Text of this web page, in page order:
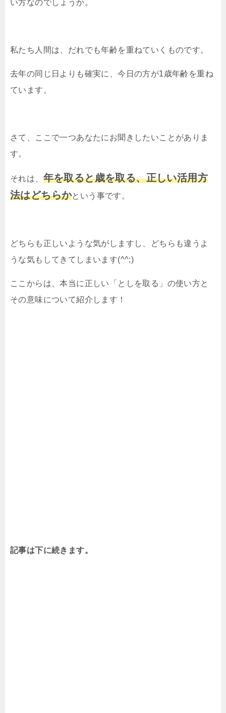
い方なのでしょうか。
私たち人間は、だれでも年齢を重ねていくものです。
去年の同じ日よりも確実に、今日の方が1歳年齢を重ね
ています。
さて、ここで一つあなたにお聞きしたいことがありま
す。
それは、 年を取ると歳を取る、正しい活用方
法はどちらかという事です。
どちらも正しいような気がしますし、どちらも違うよ
うな気もしてきてしまいます(^^;)
ここからは、本当に正しい「としを取る」の使い方と
その意味について紹介します！
記事は下に続きます。